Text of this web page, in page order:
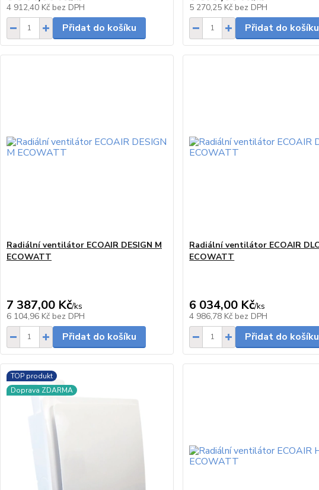
4 912,40 Kč bez DPH
Přidat do košíku
5 270,25 Kč bez DPH
Přidat do košíku
Radiální ventilátor ECOAIR DESIGN M
ECOWATT
7 387,00 Kč/ks
6 104,96 Kč bez DPH
Přidat do košíku
Radiální ventilátor ECOAIR DLC
ECOWATT
6 034,00 Kč/ks
4 986,78 Kč bez DPH
Přidat do košíku
TOP produkt
Doprava ZDARMA